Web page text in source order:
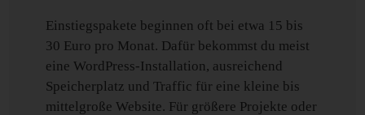
Einstiegspakete beginnen oft bei etwa 15 bis
30 Euro pro Monat. Dafür bekommst du meist
eine WordPress-Installation, ausreichend
Speicherplatz und Traffic für eine kleine bis
mittelgroße Website. Für größere Projekte oder